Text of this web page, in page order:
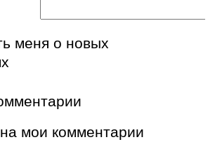
меня о новых
мои комментарии